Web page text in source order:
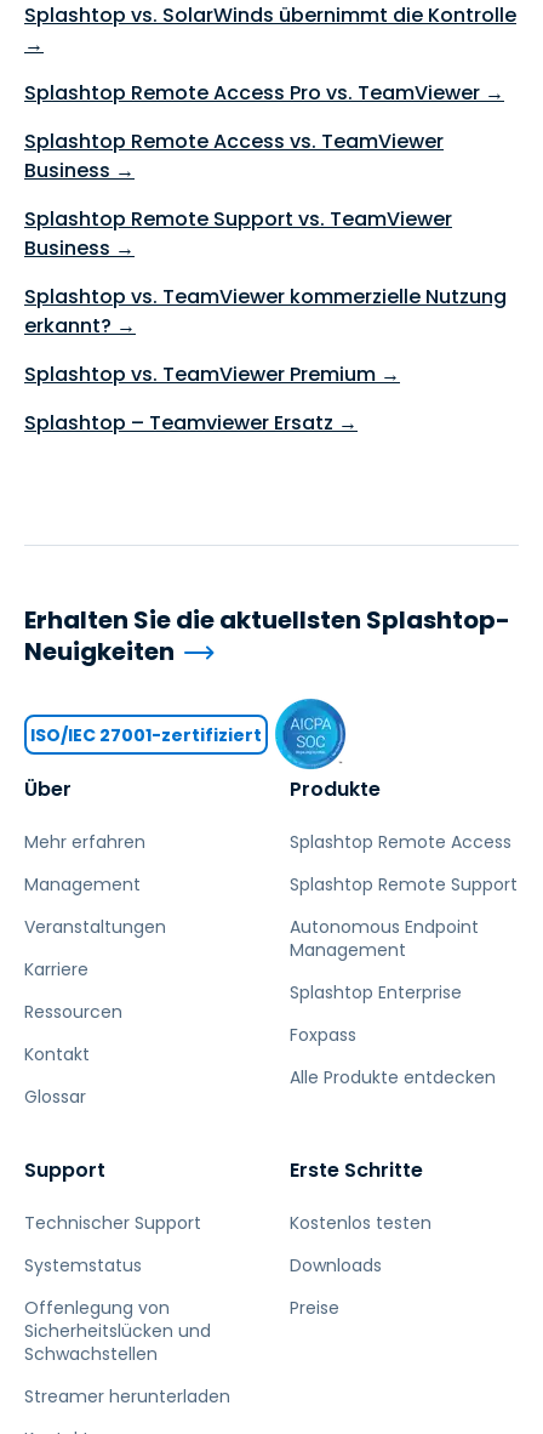
Splashtop vs. SolarWinds übernimmt die Kontrolle
→
Splashtop Remote Access Pro vs. TeamViewer →
Splashtop Remote Access vs. TeamViewer
Business →
Splashtop Remote Support vs. TeamViewer
Business →
Splashtop vs. TeamViewer kommerzielle Nutzung
erkannt? →
Splashtop vs. TeamViewer Premium →
Splashtop – Teamviewer Ersatz →
Über
Mehr erfahren
Management
Veranstaltungen
Karriere
Ressourcen
Kontakt
Glossar
Produkte
Splashtop Remote Access
Splashtop Remote Support
Autonomous Endpoint
Management
Splashtop Enterprise
Foxpass
Alle Produkte entdecken
Support
Technischer Support
Systemstatus
Offenlegung von
Sicherheitslücken und
Schwachstellen
Streamer herunterladen
Erste Schritte
Kostenlos testen
Downloads
Preise
Erhalten Sie die aktuellsten Splashtop-
Neuigkeiten
ISO/IEC 27001-zertifiziert